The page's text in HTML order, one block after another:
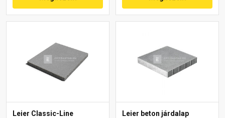
Leier Classic-Line
Leier beton járdalap